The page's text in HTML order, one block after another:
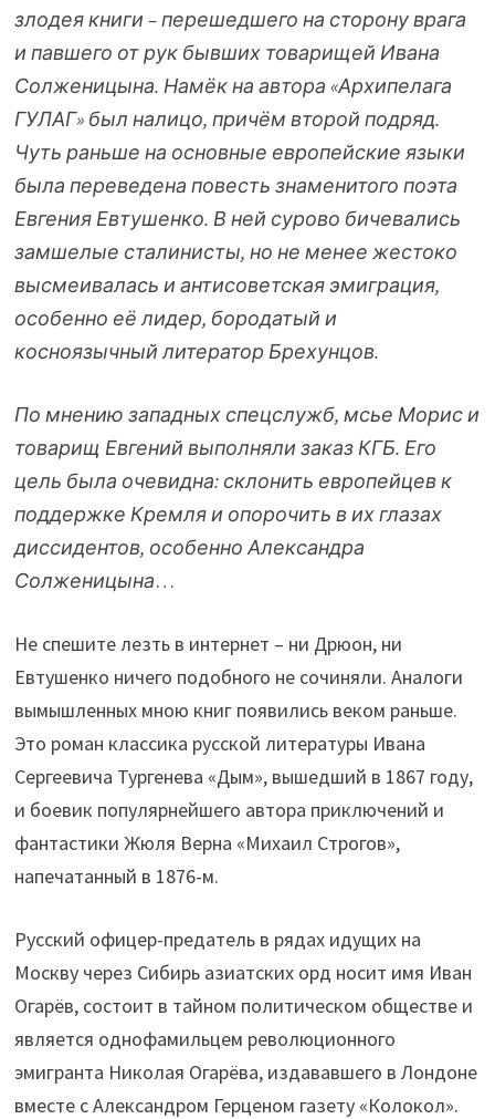
злодея книги – перешедшего на сторону врага
и павшего от рук бывших товарищей Ивана
Солженицына. Намёк на автора «Архипелага
ГУЛАГ» был налицо, причём второй подряд.
Чуть раньше на основные европейские языки
была переведена повесть знаменитого поэта
Евгения Евтушенко. В ней сурово бичевались
замшелые сталинисты, но не менее жестоко
высмеивалась и антисоветская эмиграция,
особенно её лидер, бородатый и
косноязычный литератор Брехунцов.
По мнению западных спецслужб, мсье Морис и
товарищ Евгений выполняли заказ КГБ. Его
цель была очевидна: склонить европейцев к
поддержке Кремля и опорочить в их глазах
диссидентов, особенно Александра
Солженицына…
Не спешите лезть в интернет – ни Дрюон, ни
Евтушенко ничего подобного не сочиняли. Аналоги
вымышленных мною книг появились веком раньше.
Это роман классика русской литературы Ивана
Сергеевича Тургенева «Дым», вышедший в 1867 году,
и боевик популярнейшего автора приключений и
фантастики Жюля Верна «Михаил Строгов»,
напечатанный в 1876-м.
Русский офицер-предатель в рядах идущих на
Москву через Сибирь азиатских орд носит имя Иван
Огарёв, состоит в тайном политическом обществе и
является однофамильцем революционного
эмигранта Николая Огарёва, издававшего в Лондоне
вместе с Александром Герценом газету «Колокол».